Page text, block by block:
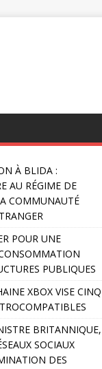
À BLIDA :
AU RÉGIME DE
COMMUNAUTÉ
POUR UNE
PUBLIQUES
XBOX VISE CINQ
BRITANNIQUE,
SOCIAUX
DES